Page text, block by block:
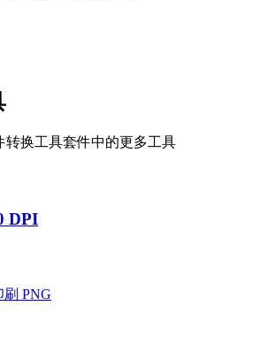
转换工具套件中的更多工具
DPI
刷 PNG